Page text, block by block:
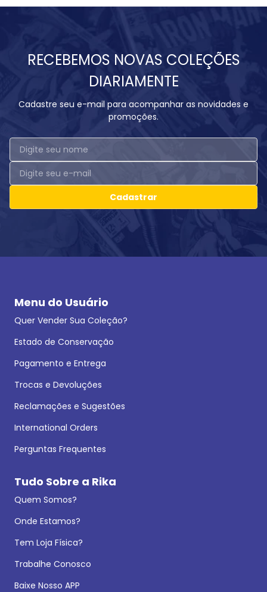
RECEBEMOS NOVAS COLEÇÕES
DIARIAMENTE
Cadastre seu e-mail para acompanhar as novidades e
promoções.
Cadastrar
Menu do Usuário
Quer Vender Sua Coleção?
Estado de Conservação
Pagamento e Entrega
Trocas e Devoluções
Reclamações e Sugestões
International Orders
Perguntas Frequentes
Tudo Sobre a Rika
Quem Somos?
Onde Estamos?
Tem Loja Física?
Trabalhe Conosco
Baixe Nosso APP